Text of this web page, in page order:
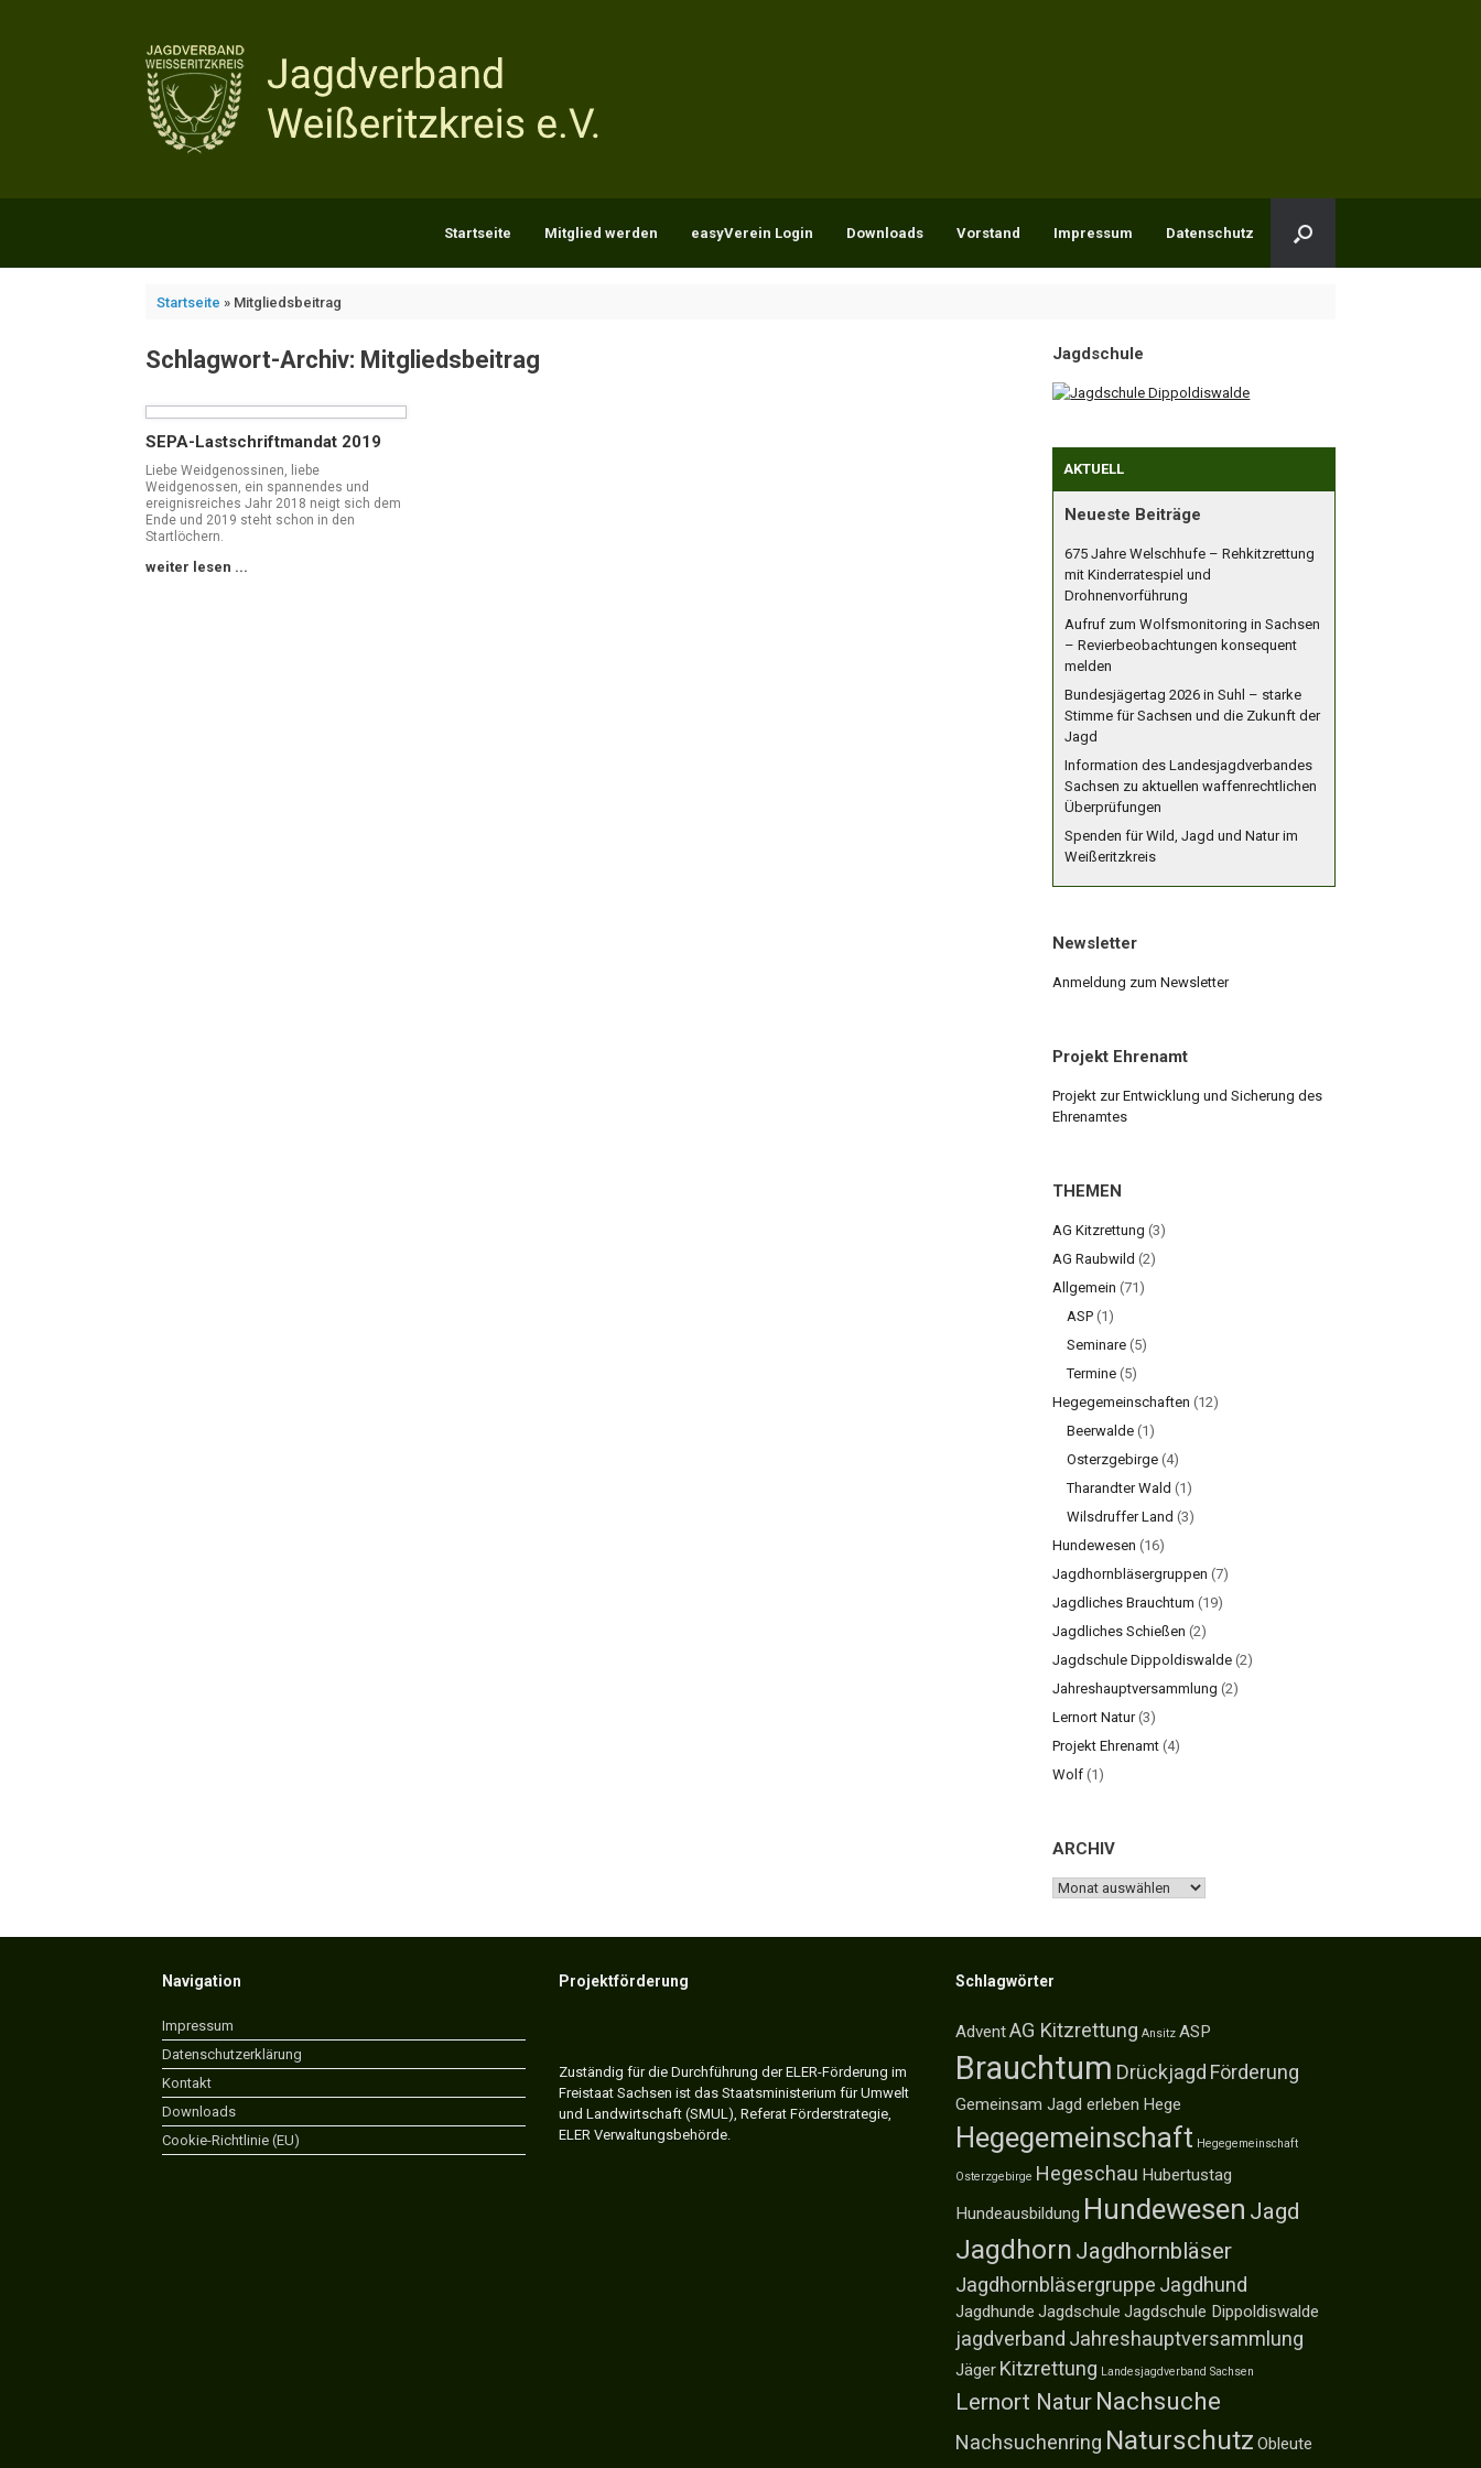
Startseite Mitglied werden easyVerein Login Downloads Vorstand Impressum Datenschutz
Startseite » Mitgliedsbeitrag
Schlagwort-Archiv: Mitgliedsbeitrag
SEPA-Lastschriftmandat 2019
Liebe Weidgenossinen, liebe
Weidgenossen, ein spannendes und
ereignisreiches Jahr 2018 neigt sich dem
Ende und 2019 steht schon in den
Startlöchern.
weiter lesen ...
Jagdschule
AKTUELL
Neueste Beiträge
675 Jahre Welschhufe – Rehkitzrettung
mit Kinderratespiel und
Drohnenvorführung
Aufruf zum Wolfsmonitoring in Sachsen
– Revierbeobachtungen konsequent
melden
Bundesjägertag 2026 in Suhl – starke
Stimme für Sachsen und die Zukunft der
Jagd
Information des Landesjagdverbandes
Sachsen zu aktuellen waffenrechtlichen
Überprüfungen
Spenden für Wild, Jagd und Natur im
Weißeritzkreis
Newsletter
Anmeldung zum Newsletter
Projekt Ehrenamt
Projekt zur Entwicklung und Sicherung des
Ehrenamtes
THEMEN
AG Kitzrettung (3)
AG Raubwild (2)
Allgemein (71)
ASP (1)
Seminare (5)
Termine (5)
Hegegemeinschaften (12)
Beerwalde (1)
Osterzgebirge (4)
Tharandter Wald (1)
Wilsdruffer Land (3)
Hundewesen (16)
Jagdhornbläsergruppen (7)
Jagdliches Brauchtum (19)
Jagdliches Schießen (2)
Jagdschule Dippoldiswalde (2)
Jahreshauptversammlung (2)
Lernort Natur(3)
Projekt Ehrenamt (4)
Wolf (1)
ARCHIV
ARCHIV
Navigation
Impressum
Datenschutzerklärung
Kontakt
Downloads
Cookie-Richtlinie (EU)
Projektförderung
Zuständig für die Durchführung der ELER-Förderung im
Freistaat Sachsen ist das Staatsministerium für Umwelt
und Landwirtschaft (SMUL), Referat Förderstrategie,
ELER Verwaltungsbehörde.
Schlagwörter
AdventAG Kitzrettung Ansitz ASP
Brauchtum Drückjagd Förderung
Gemeinsam Jagd erleben Hege
Hegegemeinschaft Hegegemeinschaft
Osterzgebirge Hegeschau Hubertustag
Hundeausbildung Hundewesen Jagd
Jagdhorn Jagdhornbläser
Jagdhornbläsergruppe Jagdhund
Jagdhunde Jagdschule Jagdschule Dippoldiswalde
jagdverband Jahreshauptversammlung
Jäger Kitzrettung Landesjagdverband Sachsen
Lernort Natur Nachsuche
Nachsuchenring Naturschutz Obleute